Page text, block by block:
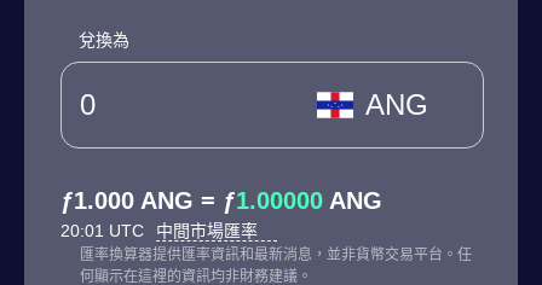
兌換為
ANG
ƒ1.000 ANG = ƒ1.00000 ANG
20:01 UTC 中間市場匯率
匯率換算器提供匯率資訊和最新消息，並非貨幣交易平台。任
何顯示在這裡的資訊均非財務建議。